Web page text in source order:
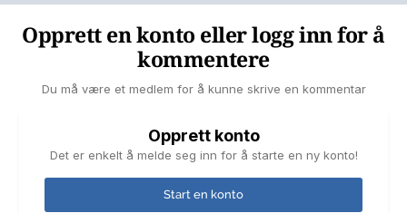
Opprett en konto eller logg inn for å
kommentere
Du må være et medlem for å kunne skrive en kommentar
Opprett konto
Det er enkelt å melde seg inn for å starte en ny konto!
Start en konto